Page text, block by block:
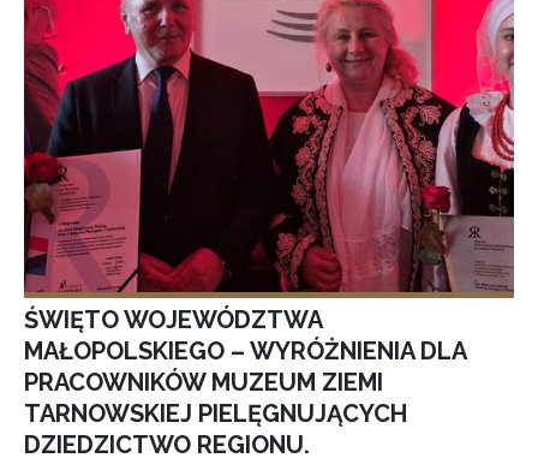
ŚWIĘTO WOJEWÓDZTWA
MAŁOPOLSKIEGO – WYRÓŻNIENIA DLA
PRACOWNIKÓW MUZEUM ZIEMI
TARNOWSKIEJ PIELĘGNUJĄCYCH
DZIEDZICTWO REGIONU.